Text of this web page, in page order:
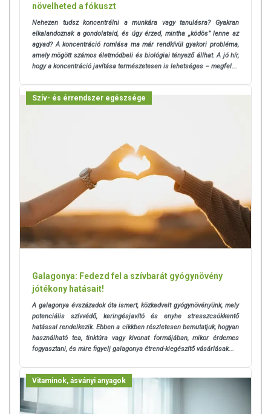
növelheted a fókuszt
Nehezen tudsz koncentrálni a munkára vagy tanulásra? Gyakran
elkalandoznak a gondolataid, és úgy érzed, mintha „ködös” lenne az
agyad? A koncentráció romlása ma már rendkívül gyakori probléma,
amely mögött számos életmódbeli és biológiai tényező állhat.A jó hír,
hogy a koncentráció javítása természetesen is lehetséges – megfel...
Szív- és érrendszer egészsége
Galagonya: Fedezd fel a szívbarát gyógynövény
jótékony hatásait!
A galagonya évszázadok óta ismert, közkedvelt gyógynövényünk, mely
potenciális szívvédő, keringésjavító és enyhe stresszcsökkentő
hatással rendelkezik.Ebben a cikkben részletesen bemutatjuk, hogyan
használható tea, tinktúra vagy kivonat formájában, mikor érdemes
fogyasztani, és mire figyelj galagonya étrend-kiegészítő vásárlásak...
Vitaminok, ásványi anyagok